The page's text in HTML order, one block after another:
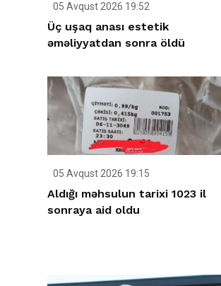
05 Avqust 2026 19:52
Üç uşaq anası estetik
əməliyyatdan sonra öldü
05 Avqust 2026 19:15
Aldığı məhsulun tarixi 1023 il
sonraya aid oldu